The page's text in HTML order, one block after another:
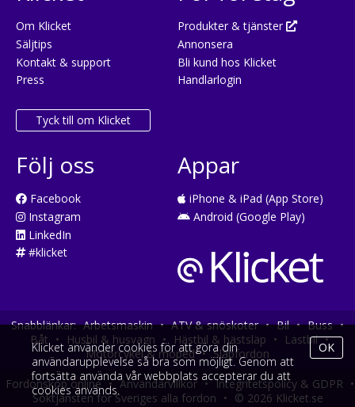
Om Klicket
Säljtips
Kontakt & support
Press
Tyck till om Klicket
Produkter & tjänster
Annonsera
Bli kund hos Klicket
Handlarlogin
Följ oss
Facebook
Instagram
LinkedIn
#klicket
Appar
iPhone & iPad (App Store)
Android (Google Play)
Snabblänkar: Arbetsmaskin • ATV & snöskoter • Bil • Buss •
Båt • Husbil & husvagn • Hästbil & hästsläp • Lastbil •
Motorcykel & moped • Släpfordon
Fordonsköp online • Användarvillkor • Integritetspolicy & GDPR •
Söktjänsten för Sveriges alla fordon • © 2026 Klicket.se
Klicket använder cookies för att göra din
användarupplevelse så bra som möjligt. Genom att
fortsätta använda vår webbplats accepterar du att
cookies används.
OK